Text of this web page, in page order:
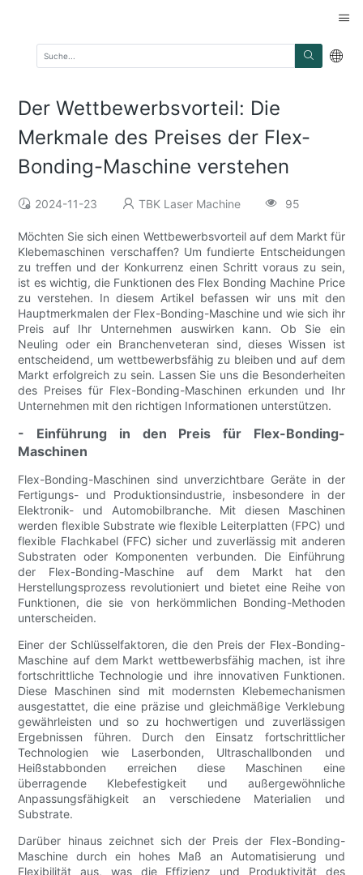
Der Wettbewerbsvorteil: Die
Merkmale des Preises der Flex-
Bonding-Maschine verstehen
2024-11-23 TBK Laser Machine 95
Möchten Sie sich einen Wettbewerbsvorteil auf dem Markt für
Klebemaschinen verschaffen? Um fundierte Entscheidungen
zu treffen und der Konkurrenz einen Schritt voraus zu sein,
ist es wichtig, die Funktionen des Flex Bonding Machine Price
zu verstehen. In diesem Artikel befassen wir uns mit den
Hauptmerkmalen der Flex-Bonding-Maschine und wie sich ihr
Preis auf Ihr Unternehmen auswirken kann. Ob Sie ein
Neuling oder ein Branchenveteran sind, dieses Wissen ist
entscheidend, um wettbewerbsfähig zu bleiben und auf dem
Markt erfolgreich zu sein. Lassen Sie uns die Besonderheiten
des Preises für Flex-Bonding-Maschinen erkunden und Ihr
Unternehmen mit den richtigen Informationen unterstützen.
- Einführung in den Preis für Flex-Bonding-
Maschinen
Flex-Bonding-Maschinen sind unverzichtbare Geräte in der
Fertigungs- und Produktionsindustrie, insbesondere in der
Elektronik- und Automobilbranche. Mit diesen Maschinen
werden flexible Substrate wie flexible Leiterplatten (FPC) und
flexible Flachkabel (FFC) sicher und zuverlässig mit anderen
Substraten oder Komponenten verbunden. Die Einführung
der Flex-Bonding-Maschine auf dem Markt hat den
Herstellungsprozess revolutioniert und bietet eine Reihe von
Funktionen, die sie von herkömmlichen Bonding-Methoden
unterscheiden.
Einer der Schlüsselfaktoren, die den Preis der Flex-Bonding-
Maschine auf dem Markt wettbewerbsfähig machen, ist ihre
fortschrittliche Technologie und ihre innovativen Funktionen.
Diese Maschinen sind mit modernsten Klebemechanismen
ausgestattet, die eine präzise und gleichmäßige Verklebung
gewährleisten und so zu hochwertigen und zuverlässigen
Ergebnissen führen. Durch den Einsatz fortschrittlicher
Technologien wie Laserbonden, Ultraschallbonden und
Heißstabbonden erreichen diese Maschinen eine
überragende Klebefestigkeit und außergewöhnliche
Anpassungsfähigkeit an verschiedene Materialien und
Substrate.
Darüber hinaus zeichnet sich der Preis der Flex-Bonding-
Maschine durch ein hohes Maß an Automatisierung und
Flexibilität aus, was die Effizienz und Produktivität des